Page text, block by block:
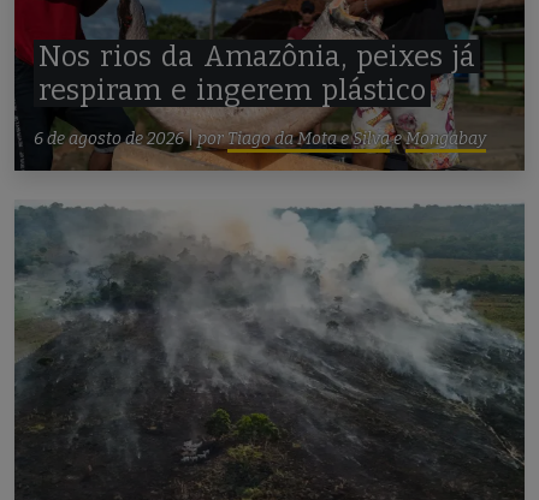
Nos rios da Amazônia, peixes já
respiram e ingerem plástico
6 de agosto de 2026|porTiago da Mota e SilvaeMongabay